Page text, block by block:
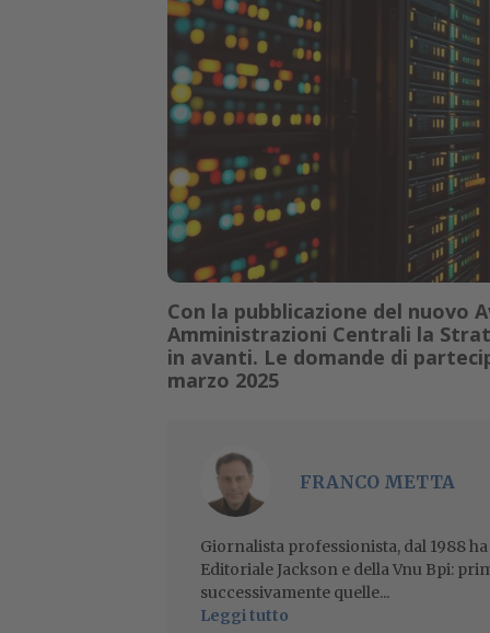
Con la pubblicazione del nuovo
Amministrazioni Centrali la
in avanti. Le domande di
marzo 2025
FRANCO METTA
Giornalista professionista, dal 1988
Editoriale Jackson e della Vnu Bpi:
successivamente quelle...
Leggi tutto